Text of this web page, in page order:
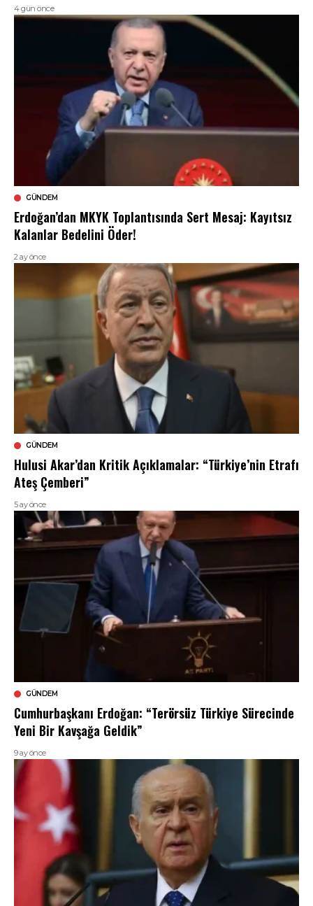
4 gün önce
GÜNDEM
Erdoğan’dan MKYK Toplantısında Sert Mesaj: Kayıtsız
Kalanlar Bedelini Öder!
2 ay önce
GÜNDEM
Hulusi Akar’dan Kritik Açıklamalar: “Türkiye’nin Etrafı
Ateş Çemberi”
5 ay önce
GÜNDEM
Cumhurbaşkanı Erdoğan: “Terörsüz Türkiye Sürecinde
Yeni Bir Kavşağa Geldik”
9 ay önce